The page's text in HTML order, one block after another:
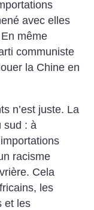
avec elles
même
communiste
la Chine en
n’est juste. La
sud : à
racisme
Cela
les
et les